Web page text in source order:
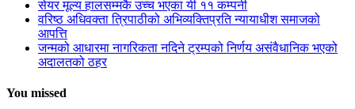
सेयर मूल्य हालसम्मकै उच्च भएका यी ११ कम्पनी
वरिष्ठ अधिवक्ता त्रिपाठीको अभिव्यक्तिप्रति न्यायाधीश समाजको
आपत्ति
जन्मको आधारमा नागरिकता नदिने ट्रम्पको निर्णय असंवैधानिक भएको
अदालतको ठहर
You missed